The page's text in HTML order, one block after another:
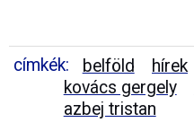
címkék: belföld hírek
kovács gergely
azbej tristan